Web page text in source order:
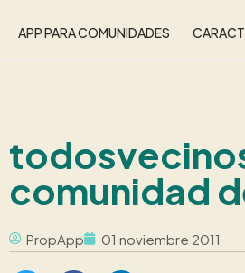
APP PARA COMUNIDADES
comunidad
PropApp 01 noviembre 2011